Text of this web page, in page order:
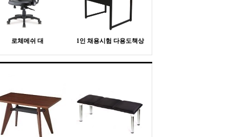
로체메쉬 대 1인 채용시험 다용도책상